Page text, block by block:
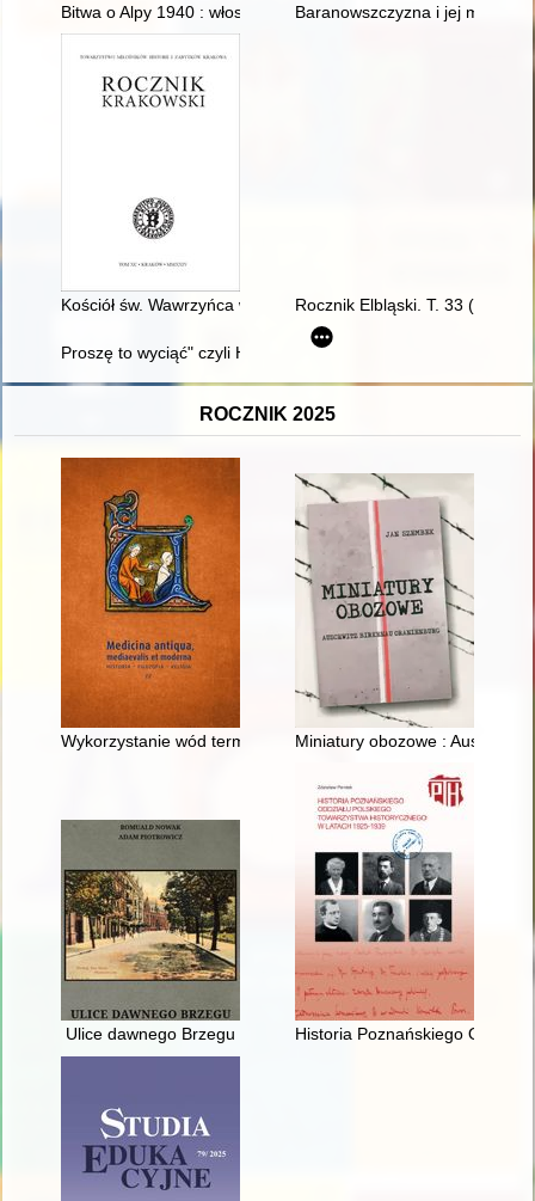
Bitwa o Alpy 1940 : włoska inwazja na Francję
Baranowszczyzna i jej
Kościół św. Wawrzyńca w Kazimierzu : kilka uwag o genezie,
Rocznik Elbląski. T. 33 (2023/
Proszę to wyciąć" czyli Historia scen wyciętych z polskich
ROCZNIK 2025
Wykorzystanie wód termalnych do celów leczniczych w
Miniatury obozowe :
Ulice dawnego Brzegu Historia Poznańskiego